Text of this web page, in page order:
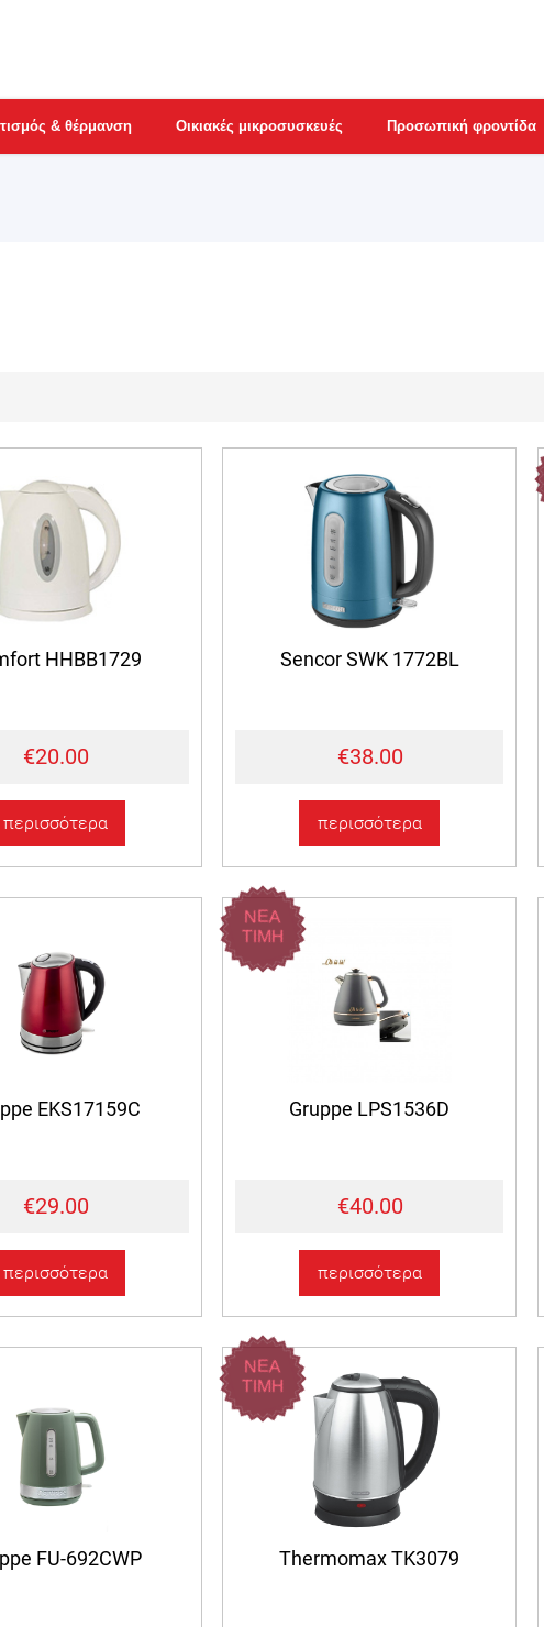
& θέρμανση Οικιακές μικροσυσκευές Προσωπική φροντίδα
HHBB1729
€20.00
περισσότερα
Sencor SWK 1772BL
€38.00
περισσότερα
EKS17159C
€29.00
περισσότερα
ΝΕΑ
ΤΙΜΗ
Gruppe LPS1536D
€40.00
περισσότερα
FU-692CWP
ΝΕΑ
ΤΙΜΗ
Thermomax TK3079